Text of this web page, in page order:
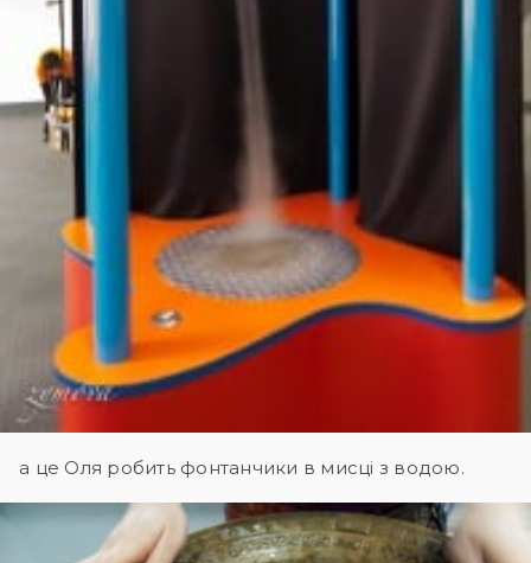
а це Оля робить фонтанчики в мисці з водою.